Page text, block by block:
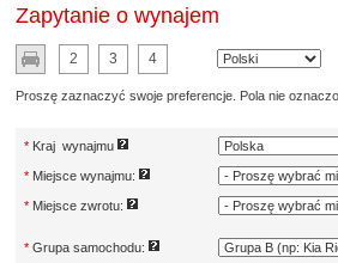
Zapytanie o wynajem
2 3 4
Proszę zaznaczyć swoje preferencje. Pola nie
* Kraj wynajmu
* Miejsce wynajmu:
* Miejsce zwrotu:
* Grupa samochodu: